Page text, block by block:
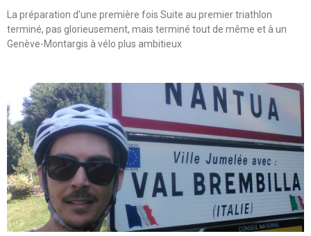
La préparation d’une première fois Suite au premier triathlon
terminé, pas glorieusement, mais terminé tout de même et à un
Genève-Montargis à vélo plus ambitieux